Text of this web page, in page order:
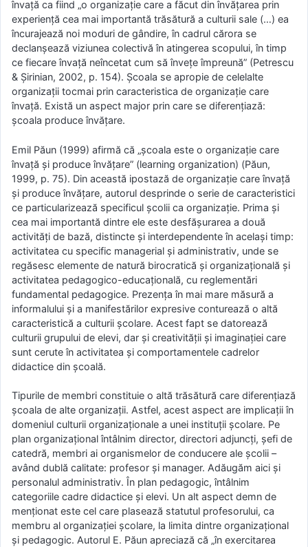
învață ca fiind „o organizație care a făcut din învățarea prin
experiență cea mai importantă trăsătură a culturii sale (…) ea
încurajează noi moduri de gândire, în cadrul cărora se
declanșează viziunea colectivă în atingerea scopului, în timp
ce fiecare învață neîncetat cum să învețe împreună” (Petrescu
& Șirinian, 2002, p. 154). Școala se apropie de celelalte
organizații tocmai prin caracteristica de organizație care
învață. Există un aspect major prin care se diferențiază:
școala produce învățare.
Emil Păun (1999) afirmă că „școala este o organizație care
învață și produce învățare” (learning organization) (Păun,
1999, p. 75). Din această ipostază de organizație care învață
și produce învățare, autorul desprinde o serie de caracteristici
ce particularizează specificul școlii ca organizație. Prima și
cea mai importantă dintre ele este desfășurarea a două
activități de bază, distincte și interdependente în același timp:
activitatea cu specific managerial și administrativ, unde se
regăsesc elemente de natură birocratică și organizațională și
activitatea pedagogico-educațională, cu reglementări
fundamental pedagogice. Prezența în mai mare măsură a
informalului și a manifestărilor expresive conturează o altă
caracteristică a culturii școlare. Acest fapt se datorează
culturii grupului de elevi, dar și creativității și imaginației care
sunt cerute în activitatea și comportamentele cadrelor
didactice din școală.
Tipurile de membri constituie o altă trăsătură care diferențiază
școala de alte organizații. Astfel, acest aspect are implicații în
domeniul culturii organizaționale a unei instituții școlare. Pe
plan organizațional întâlnim director, directori adjuncți, șefi de
catedră, membri ai organismelor de conducere ale școlii –
având dublă calitate: profesor și manager. Adăugăm aici și
personalul administrativ. În plan pedagogic, întâlnim
categoriile cadre didactice și elevi. Un alt aspect demn de
menționat este cel care plasează statutul profesorului, ca
membru al organizației școlare, la limita dintre organizațional
și pedagogic. Autorul E. Păun apreciază că „în exercitarea